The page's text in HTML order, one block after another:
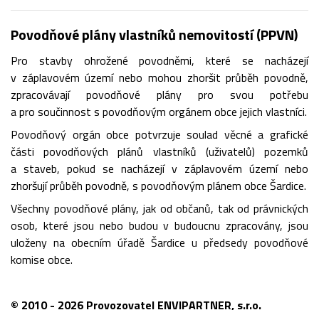
Povodňové plány vlastníků nemovitostí (PPVN)
Pro stavby ohrožené povodněmi, které se nacházejí
v záplavovém území nebo mohou zhoršit průběh povodně,
zpracovávají povodňové plány pro svou potřebu
a pro součinnost s povodňovým orgánem obce jejich vlastníci.
Povodňový orgán obce potvrzuje soulad věcné a grafické
části povodňových plánů vlastníků (uživatelů) pozemků
a staveb, pokud se nacházejí v záplavovém území nebo
zhoršují průběh povodně, s povodňovým plánem obce Šardice.
Všechny povodňové plány, jak od občanů, tak od právnických
osob, které jsou nebo budou v budoucnu zpracovány, jsou
uloženy na obecním úřadě Šardice u předsedy povodňové
komise obce.
© 2010 - 2026 Provozovatel ENVIPARTNER, s.r.o.